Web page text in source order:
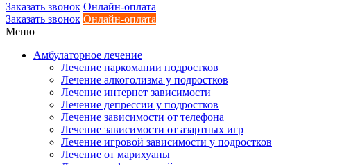
Заказать звонок Онлайн-оплата
Заказать звонок Онлайн-оплата
Меню
Амбулаторное лечение
Лечение наркомании подростков
Лечение алкоголизма у подростков
Лечение интернет зависимости
Лечение депрессии у подростков
Лечение зависимости от телефона
Лечение зависимости от азартных игр
Лечение игровой зависимости у подростков
Лечение от марихуаны